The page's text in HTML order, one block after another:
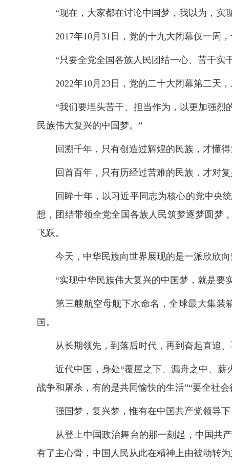
“现在，大家都在讨论中国梦，我以为，实
2017年10月31日，党的十九大闭幕仅一
“只要全党全国各族人民团结一心、苦干实
2022年10月23日，党的二十大闭幕第二
“我们要埋头苦干、担当作为，以更加强
民族伟大复兴的中国梦。”
回溯千年，只有创造过辉煌的民族，才懂得
回首百年，只有历经过苦难的民族，才对复
回眸十年，以习近平同志为核心的党中央
想，团结带领全党全国各族人民筑梦逐梦圆梦
飞跃。
今天，中华民族向世界展现的是一派欣欣
“实现中华民族伟大复兴的中国梦，就是要
第三艘航空母舰下水命名，全球最大集
国。
从长期领先，到落后时代，再到奋起直追、
近代中国，身处“覆屋之下、漏舟之中、薪
战争和屠杀，有的是共同愉快的生活”“要全社会
强国梦，复兴梦，惟有在中国共产党领导下
从登上中国政治舞台的那一刻起，中国共
有了主心骨，中国人民从此在精神上由被动转为